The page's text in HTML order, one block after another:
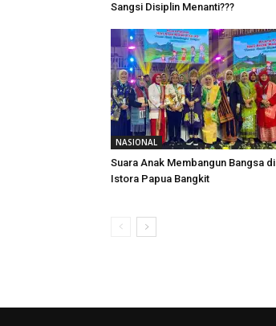
Sangsi Disiplin Menanti???
NASIONAL
Suara Anak Membangun Bangsa di
Istora Papua Bangkit